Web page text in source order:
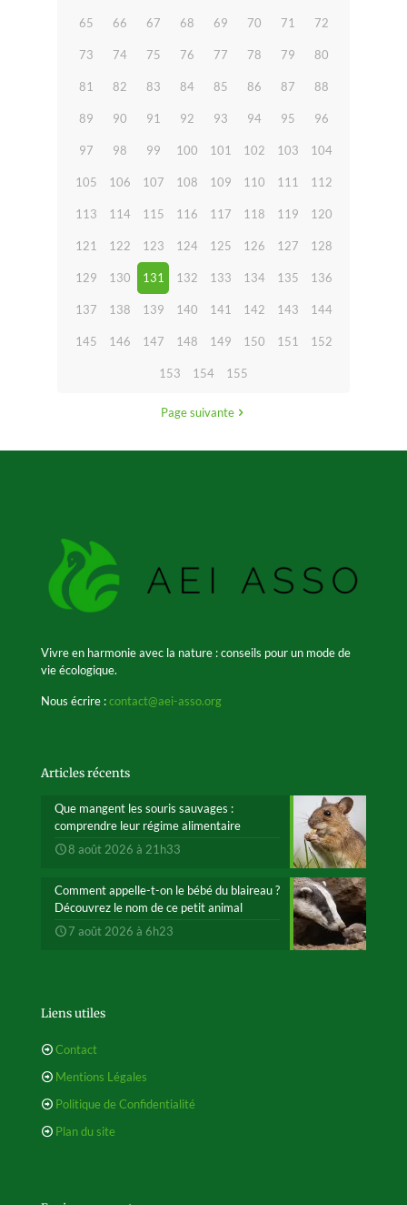
65 66 67 68 69 70 71 72
73 74 75 76 77 78 79 80
81 82 83 84 85 86 87 88
89 90 91 92 93 94 95 96
97 98 99 100 101 102 103 104
105 106 107 108 109 110 111 112
113 114 115 116 117 118 119 120
121 122 123 124 125 126 127 128
129 130 131 132 133 134 135 136
137 138 139 140 141 142 143 144
145 146 147 148 149 150 151 152
153 154 155
Page suivante
Vivre en harmonie avec la nature : conseils pour un mode de
vie écologique.
Nous écrire :contact@aei-asso.org
Articles récents
Que mangent les souris sauvages :
comprendre leur régime alimentaire
8 août 2026 à 21h33
Comment appelle-t-on le bébé du blaireau ?
Découvrez le nom de ce petit animal
7 août 2026 à 6h23
Liens utiles
Contact
Mentions Légales
Politique de Confidentialité
Plan du site